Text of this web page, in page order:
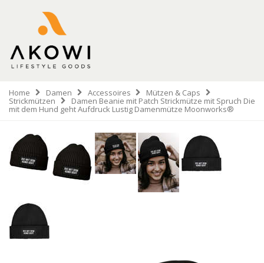
Home Damen Accessoires Mützen & Caps
Strickmützen Damen Beanie mit Patch Strickmütze mit Spruch Die
mit dem Hund geht Aufdruck Lustig Damenmütze Moonworks®